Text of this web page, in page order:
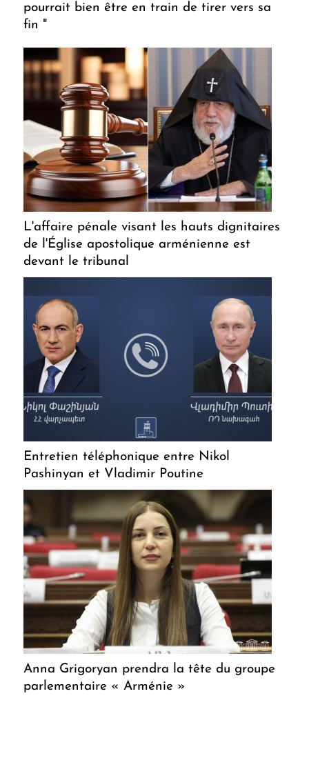
pourrait bien être en train de tirer vers sa
fin "
L'affaire pénale visant les hauts dignitaires
de l'Église apostolique arménienne est
devant le tribunal
Entretien téléphonique entre Nikol
Pashinyan et Vladimir Poutine
Anna Grigoryan prendra la tête du groupe
parlementaire « Arménie »